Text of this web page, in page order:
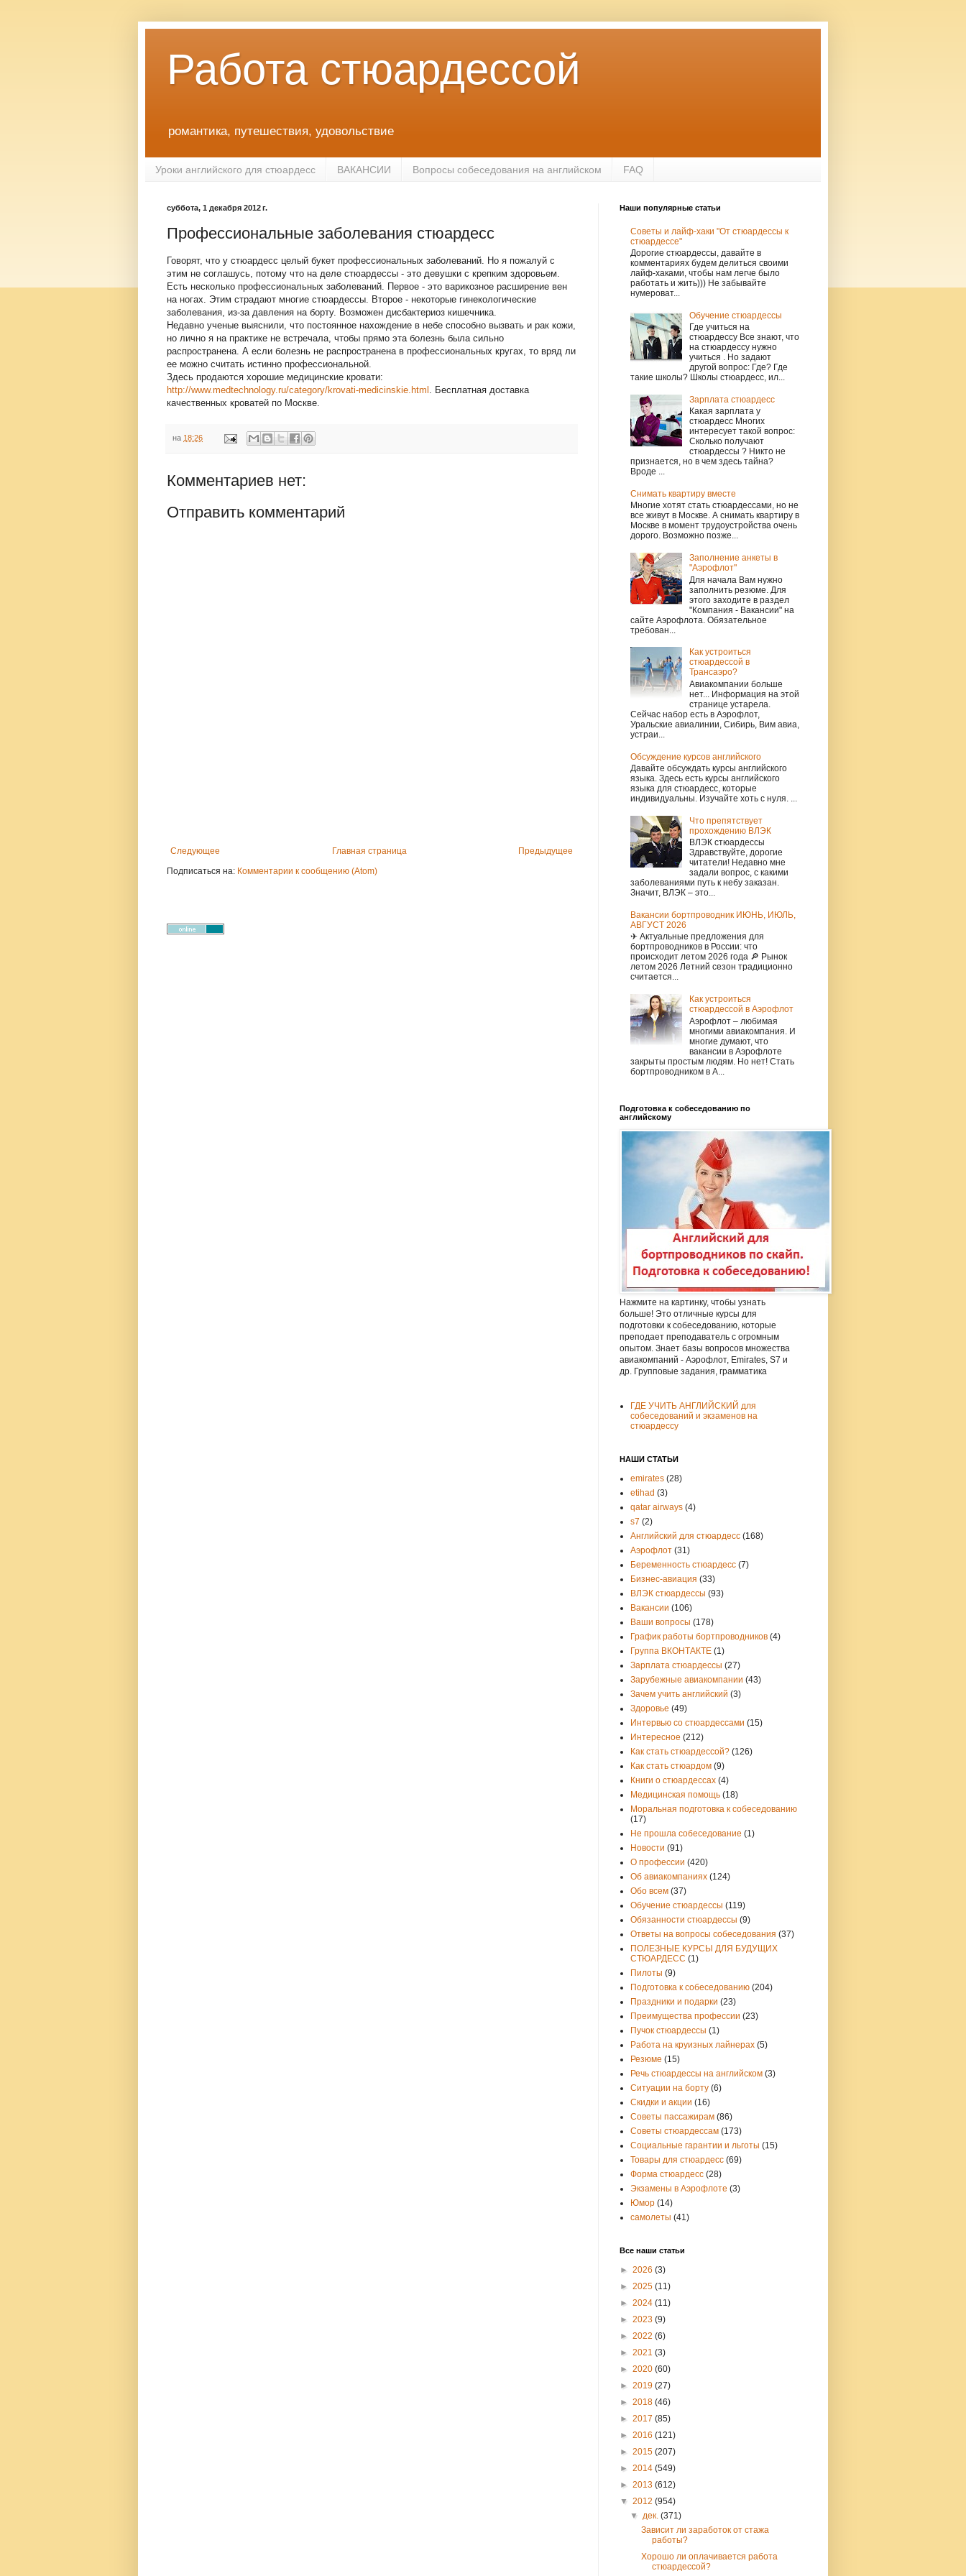
Работа стюардессой
романтика, путешествия, удовольствие
Уроки английского для стюардесс ВАКАНСИИ Вопросы собеседования на английском FAQ
суббота, 1 декабря 2012 г.
Профессиональные заболевания стюардесс
Говорят, что у стюардесс целый букет профессиональных заболеваний. Но я пожалуй с
этим не соглашусь, потому что на деле стюардессы - это девушки с крепким здоровьем.
Есть несколько профессиональных заболеваний. Первое - это варикозное расширение вен
на ногах. Этим страдают многие стюардессы. Второе - некоторые гинекологические
заболевания, из-за давления на борту. Возможен дисбактериоз кишечника.
Недавно ученые выяснили, что постоянное нахождение в небе способно вызвать и рак кожи,
но лично я на практике не встречала, чтобы прямо эта болезнь была сильно
распространена. А если болезнь не распространена в профессиональных кругах, то вряд ли
ее можно считать истинно профессиональной.
Здесь продаются хорошие медицинские кровати:
http://www.medtechnology.ru/category/krovati-medicinskie.html
. Бесплатная доставка
качественных кроватей по Москве.
на 18:26
Комментариев нет:
Отправить комментарий
Следующее Предыдущее
Главная страница
Подписаться на: Комментарии к сообщению (Atom)
Наши популярные статьи
Советы и лайф-хаки "От стюардессы к
стюардессе"
Дорогие стюардессы, давайте в
комментариях будем делиться своими
лайф-хаками, чтобы нам легче было
работать и жить))) Не забывайте
нумероват...
Обучение стюардессы
Где учиться на
стюардессу Все знают, что
на стюардессу нужно
учиться . Но задают
другой вопрос: Где? Где
такие школы? Школы стюардесс, ил...
Зарплата стюардесс
Какая зарплата у
стюардесс Многих
интересует такой вопрос:
Сколько получают
стюардессы ? Никто не
признается, но в чем здесь тайна?
Вроде ...
Снимать квартиру вместе
Многие хотят стать стюардессами, но не
все живут в Москве. А снимать квартиру в
Москве в момент трудоустройства очень
дорого. Возможно позже...
Заполнение анкеты в
"Аэрофлот"
Для начала Вам нужно
заполнить резюме. Для
этого заходите в раздел
"Компания - Вакансии" на
сайте Аэрофлота. Обязательное
требован...
Как устроиться
стюардессой в
Трансаэро?
Авиакомпании больше
нет... Информация на этой
странице устарела.
Сейчас набор есть в Аэрофлот,
Уральские авиалинии, Сибирь, Вим авиа,
устраи...
Обсуждение курсов английского
Давайте обсуждать курсы английского
языка. Здесь есть курсы английского
языка для стюардесс, которые
индивидуальны. Изучайте хоть с нуля. ...
Что препятствует
прохождению ВЛЭК
ВЛЭК стюардессы
Здравствуйте, дорогие
читатели! Недавно мне
задали вопрос, с какими
заболеваниями путь к небу заказан.
Значит, ВЛЭК – это...
Вакансии бортпроводник ИЮНЬ, ИЮЛЬ,
АВГУСТ 2026
✈ Актуальные предложения для
бортпроводников в России: что
происходит летом 2026 года 🔎 Рынок
летом 2026 Летний сезон традиционно
считается...
Как устроиться
стюардессой в Аэрофлот
Аэрофлот – любимая
многими авиакомпания. И
многие думают, что
вакансии в Аэрофлоте
закрыты простым людям. Но нет! Стать
бортпроводником в А...
Подготовка к собеседованию по
английскому
Нажмите на картинку, чтобы узнать
больше! Это отличные курсы для
подготовки к собеседованию, которые
преподает преподаватель с огромным
опытом. Знает базы вопросов множества
авиакомпаний - Аэрофлот, Emirates, S7 и
др. Групповые задания, грамматика
ГДЕ УЧИТЬ АНГЛИЙСКИЙ для
собеседований и экзаменов на
стюардессу
НАШИ СТАТЬИ
emirates (28)
etihad (3)
qatar airways (4)
s7 (2)
Английский для стюардесс (168)
Аэрофлот (31)
Беременность стюардесс (7)
Бизнес-авиация (33)
ВЛЭК стюардессы (93)
Вакансии (106)
Ваши вопросы (178)
График работы бортпроводников (4)
Группа ВКОНТАКТЕ (1)
Зарплата стюардессы (27)
Зарубежные авиакомпании (43)
Зачем учить английский (3)
Здоровье (49)
Интервью со стюардессами (15)
Интересное (212)
Как стать стюардессой? (126)
Как стать стюардом (9)
Книги о стюардессах (4)
Медицинская помощь (18)
Моральная подготовка к собеседованию
(17)
Не прошла собеседование (1)
Новости (91)
О профессии (420)
Об авиакомпаниях (124)
Обо всем (37)
Обучение стюардессы (119)
Обязанности стюардессы (9)
Ответы на вопросы собеседования (37)
ПОЛЕЗНЫЕ КУРСЫ ДЛЯ БУДУЩИХ
СТЮАРДЕСС (1)
Пилоты (9)
Подготовка к собеседованию (204)
Праздники и подарки (23)
Преимущества профессии (23)
Пучок стюардессы (1)
Работа на круизных лайнерах (5)
Резюме (15)
Речь стюардессы на английском (3)
Ситуации на борту (6)
Скидки и акции (16)
Советы пассажирам (86)
Советы стюардессам (173)
Социальные гарантии и льготы (15)
Товары для стюардесс (69)
Форма стюардесс (28)
Экзамены в Аэрофлоте (3)
Юмор (14)
самолеты (41)
Все наши статьи
► 2026 (3)
► 2025 (11)
► 2024 (11)
► 2023 (9)
► 2022 (6)
► 2021 (3)
► 2020 (60)
► 2019 (27)
► 2018 (46)
► 2017 (85)
► 2016 (121)
► 2015 (207)
► 2014 (549)
► 2013 (612)
▼ 2012 (954)
▼дек.(371)
Зависит ли заработок от стажа
работы?
Хорошо ли оплачивается работа
стюардессой?